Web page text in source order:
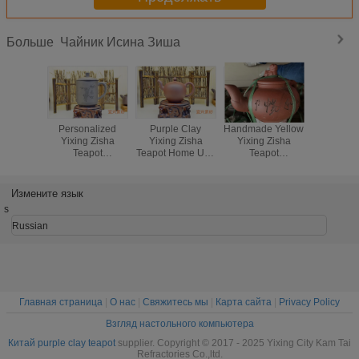
Больше Чайник Исина Зиша
Personalized
Yixing Zisha
Teapot
Black Color
Purple Clay
Yixing Zisha
Teapot Home Use
Handmade Yellow
Yixing Zisha
Teapot
Измените язык
s
Russian
Главная страница О нас Свяжитесь мы Карта сайта
Privacy Policy
Взгляд настольного компьютера
Китай purple clay teapot supplier. Copyright © 2017 - 2025 Yixing City Kam Tai
Refractories Co.,ltd.